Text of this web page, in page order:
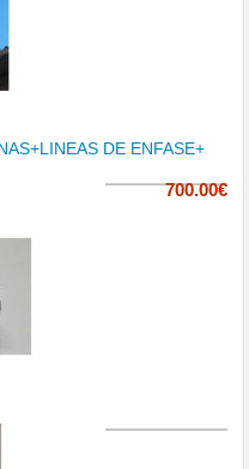
DE ENFASE+
700.00€